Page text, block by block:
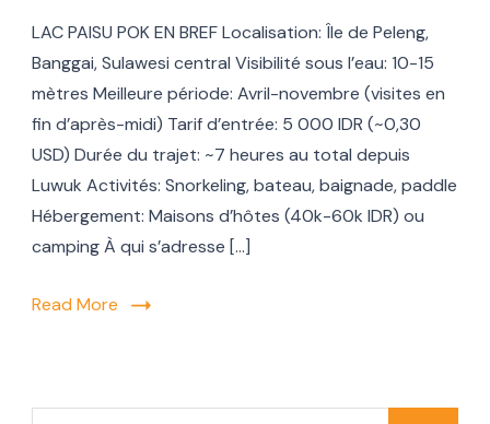
LAC PAISU POK EN BREF Localisation: Île de Peleng,
Banggai, Sulawesi central Visibilité sous l’eau: 10-15
mètres Meilleure période: Avril-novembre (visites en
fin d’après-midi) Tarif d’entrée: 5 000 IDR (~0,30
USD) Durée du trajet: ~7 heures au total depuis
Luwuk Activités: Snorkeling, bateau, baignade, paddle
Hébergement: Maisons d’hôtes (40k-60k IDR) ou
camping À qui s’adresse […]
Read More